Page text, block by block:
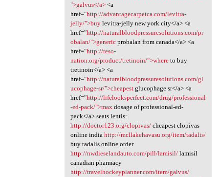
">galvus</a><a
href="http://advantagecarpetca.com/levitra-
jelly/">buylevitra-jelly new york city</a> <a
href="http://naturalbloodpressuresolutions.com/pr
obalan/">genericprobalan from canada</a> <a
href="http://reso-
nation.org/product/tretinoin/">whereto buy
tretinoin</a> <a
href="http://naturalbloodpressuresolutions.com/gl
ucophage-sr/">cheapestglucophage sr</a> <a
href="http://lifelooksperfect.com/drug/professional
-ed-pack/">maxdosage of professional-ed-
pack</a> seats lentis:
http://doctor123.org/clopivas/cheapest clopivas
online india http://mcllakehavasu.org/item/tadalis/
buy tadalis online order
http://nwdieselandauto.com/pill/lamisil/lamisil
canadian pharmacy
http://travelhockeyplanner.com/item/galvus/